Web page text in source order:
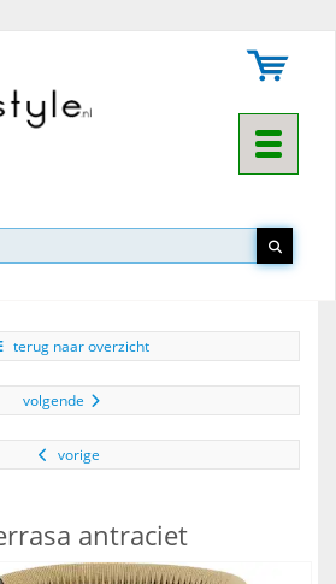
Toggle
▼
terug naar overzicht
volgende
vorige
antraciet